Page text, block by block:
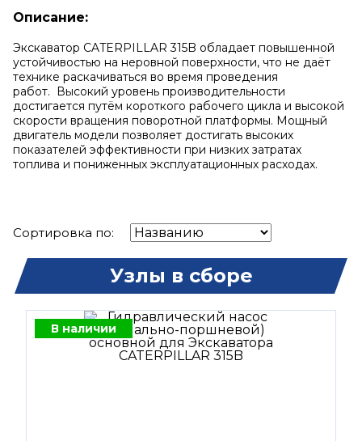
Описание:
Экскаватор CATERPILLAR 315B обладает повышенной
устойчивостью на неровной поверхности, что не даёт
технике раскачиваться во время проведения
работ. Высокий уровень производительности
достигается путём короткого рабочего цикла и высокой
скорости вращения поворотной платформы. Мощный
двигатель модели позволяет достигать высоких
показателей эффективности при низких затратах
топлива и пониженных эксплуатационных расходах.
Сортировка по:
Узлы в сборе
В наличии